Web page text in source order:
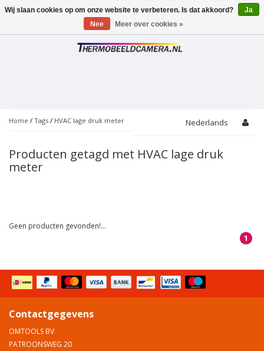
Toggle
Home / Tags / HVAC lage druk meter Nederlands
Producten getagd met HVAC lage druk
meter
Geen producten gevonden!...
1
Contactgegevens
OMTOOLS BV
PATROONSWEG 20
Wij slaan cookies op om onze website te verbeteren. Is dat akkoord?
Ja
Nee
Meer over cookies »